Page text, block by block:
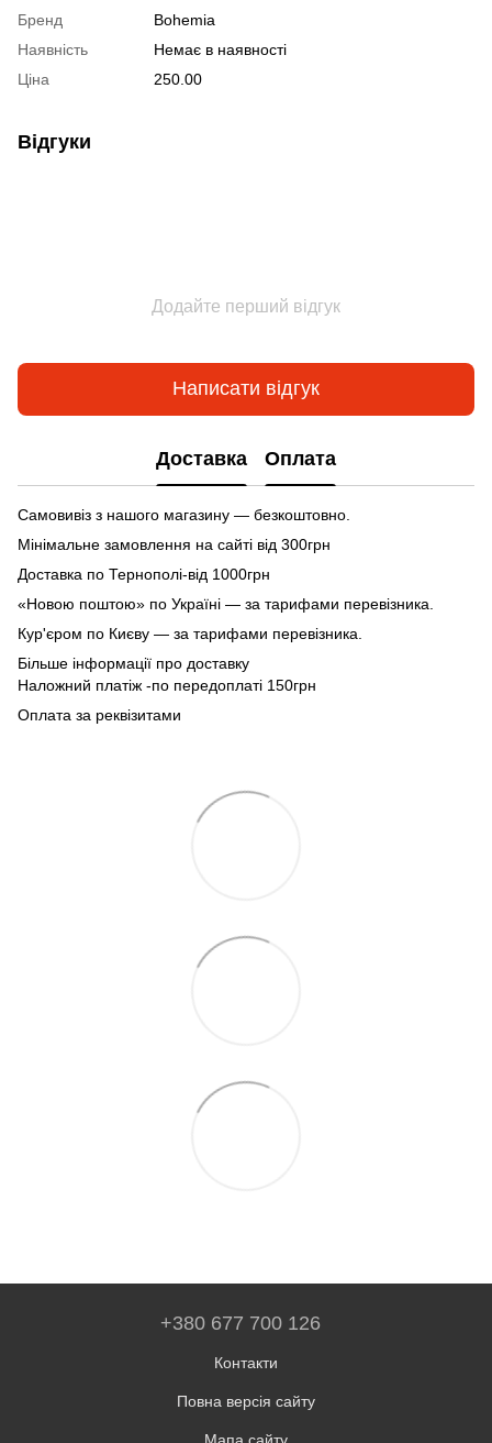
Бренд
Bohemia
Наявність
Немає в наявності
Ціна
250.00
Відгуки
Додайте перший відгук
Написати відгук
Доставка Оплата
Самовивіз з нашого магазину — безкоштовно.
Мінімальне замовлення на сайті від 300грн
Доставка по Тернополі-від 1000грн
«Новою поштою» по Україні — за тарифами перевізника.
Кур'єром по Києву — за тарифами перевізника.
Більше інформації про доставку
Наложний платіж -по передоплаті 150грн
Оплата за реквізитами
+380 677 700 126
Контакти
Повна версія сайту
Мапа сайту